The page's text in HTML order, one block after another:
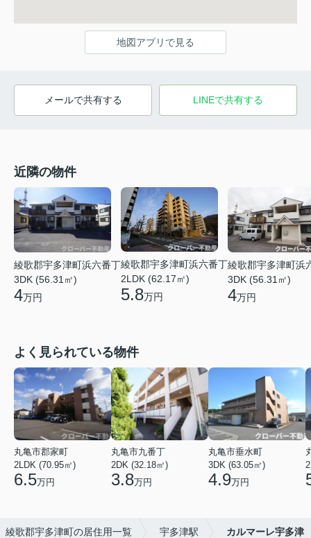
地図アプリで見る
メールで共有する LINEで共有する
近隣の物件
綾歌郡宇多津町浜六番丁
3DK (56.31㎡)
4万円
綾歌郡宇多津町浜六番丁
2LDK (62.17㎡)
5.8万円
綾歌郡宇多津町浜
3DK (56.31㎡)
4万円
よく見られている物件
丸亀市郡家町
2LDK (70.95㎡)
6.5万円
丸亀市九番丁
2DK (32.18㎡)
3.8万円
丸亀市垂水町
3DK (63.05㎡)
4.9万円
綾歌郡宇多津町の居住用一覧 宇多津駅 カルマーレ宇多津